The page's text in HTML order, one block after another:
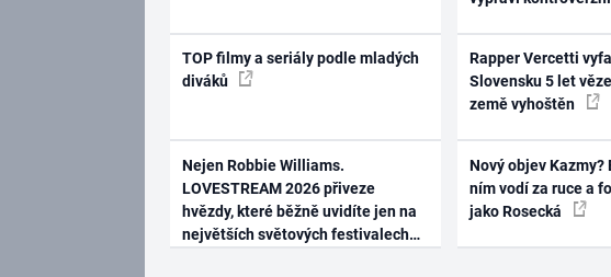
TOP filmy a seriály podle mladých
diváků
Nejen Robbie Williams.
LOVESTREAM 2026 přiveze
hvězdy, které běžně uvidíte jen na
největších světových festivalech
Rapper Vercetti
Slovensku 5 let
země vyhoštěn
Nový objev Kazmy?
ním vodí za ruce a
jako Rosecká